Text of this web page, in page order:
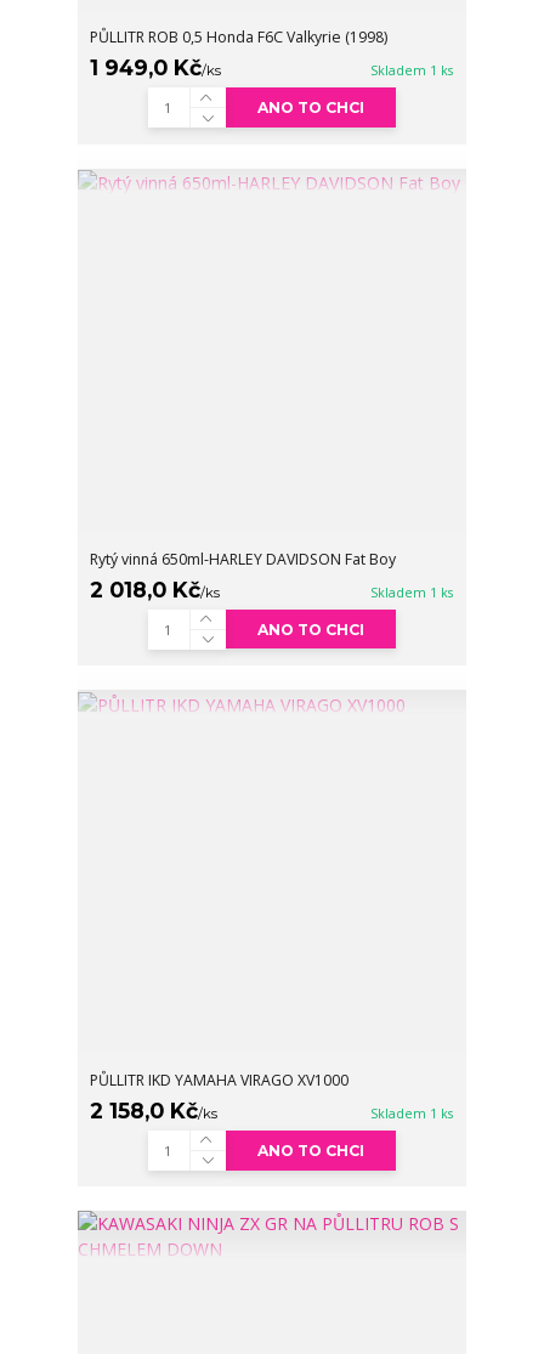
PŮLLITR ROB 0,5 Honda F6C Valkyrie (1998)
1 949,0 Kč/ks Skladem 1 ks
ANO TO CHCI
Rytý vinná 650ml-HARLEY DAVIDSON Fat Boy
2 018,0 Kč/ks Skladem 1 ks
ANO TO CHCI
PŮLLITR IKD YAMAHA VIRAGO XV1000
2 158,0 Kč/ks Skladem 1 ks
ANO TO CHCI